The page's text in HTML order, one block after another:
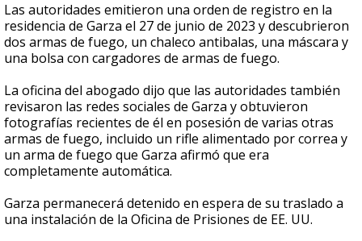
Las autoridades emitieron una orden de registro en la
residencia de Garza el 27 de junio de 2023 y descubrieron
dos armas de fuego, un chaleco antibalas, una máscara y
una bolsa con cargadores de armas de fuego.
La oficina del abogado dijo que las autoridades también
revisaron las redes sociales de Garza y obtuvieron
fotografías recientes de él en posesión de varias otras
armas de fuego, incluido un rifle alimentado por correa y
un arma de fuego que Garza afirmó que era
completamente automática.
Garza permanecerá detenido en espera de su traslado a
una instalación de la Oficina de Prisiones de EE. UU.